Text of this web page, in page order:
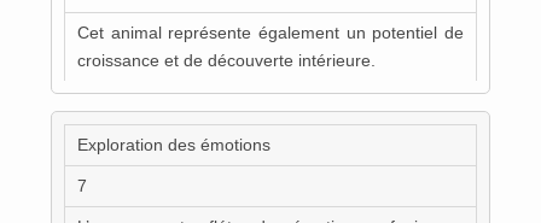
Cet animal représente également un potentiel de
croissance et de découverte intérieure.
Exploration des émotions
7